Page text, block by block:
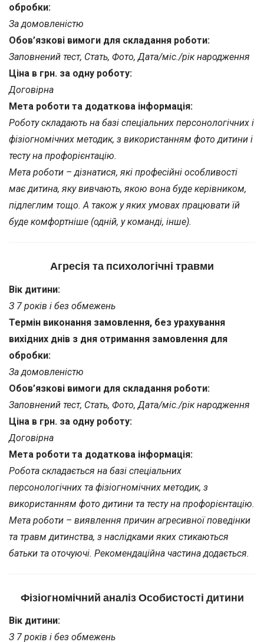
обробки:
За домовленістю
Обов’язкові вимоги для складання роботи:
Заповнений тест, Стать, Фото, Дата/міс./рік народження
Ціна в грн. за одну роботу:
Договірна
Мета роботи та додаткова інформація:
Роботу складають на базі спеціальних персонологічних і
фізіогномічних методик, з використанням фото дитини і
тесту на профорієнтацію.
Мета роботи – дізнатися, які професійні особливості
має дитина, яку вивчають, якою вона буде керівником,
підлеглим тощо. А також у яких умовах працювати їй
буде комфортніше (одній, у команді, інше).
Агресія та психологічні травми
Вік дитини:
З 7 років і без обмежень
Термін виконання замовлення, без урахування
вихідних днів з дня отримання замовлення для
обробки:
За домовленістю
Обов’язкові вимоги для складання роботи:
Заповнений тест, Стать, Фото, Дата/міс./рік народження
Ціна в грн. за одну роботу:
Договірна
Мета роботи та додаткова інформація:
Робота складається на базі спеціальних
персонологічних та фізіогномічних методик, з
використанням фото дитини та тесту на профорієнтацію.
Мета роботи – виявлення причин агресивної поведінки
та травм дитинства, з наслідками яких стикаються
батьки та оточуючі. Рекомендаційна частина додається.
Фізіогномічний аналіз Особистості дитини
Вік дитини:
З 7 років і без обмежень